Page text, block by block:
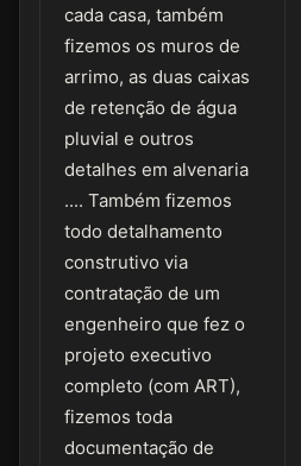
cada casa, também
fizemos os muros de
arrimo, as duas caixas
de retenção de água
pluvial e outros
detalhes em alvenaria
.... Também fizemos
todo detalhamento
construtivo via
contratação de um
engenheiro que fez o
projeto executivo
completo (com ART),
fizemos toda
documentação de